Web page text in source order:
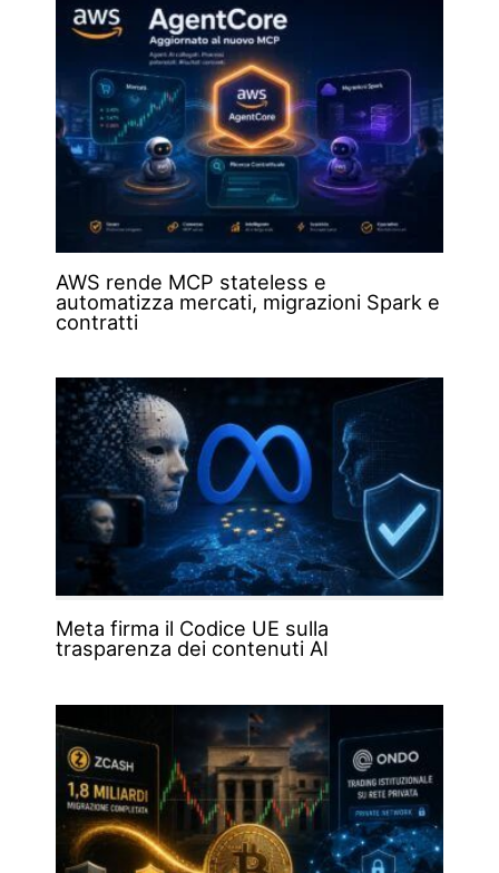
AWS rende MCP stateless e
automatizza mercati, migrazioni Spark e
contratti
Meta firma il Codice UE sulla
trasparenza dei contenuti AI